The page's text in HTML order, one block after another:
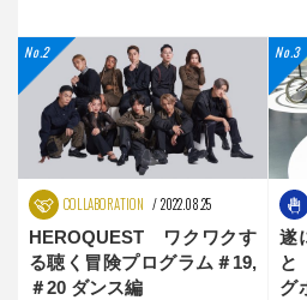
COLLABORATION 2022.08.25
HEROQUEST ワクワクす
る聴く冒険プログラム＃19,
＃20 ダンス編
遂
と
グ